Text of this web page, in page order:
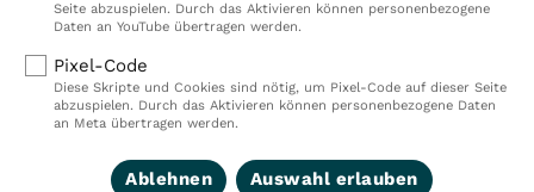
IMPRESSUM
HINWEISGEBERSYSTEM
AUFSICHTSBEHÖRDEN
Seite abzuspielen. Durch das Aktivieren können personenbezogene
Daten an YouTube übertragen werden.
Pixel-Code
Diese Skripte und Cookies sind nötig, um Pixel-Code auf dieser Seite
abzuspielen. Durch das Aktivieren können personenbezogene Daten
an Meta übertragen werden.
Ablehnen Auswahl erlauben